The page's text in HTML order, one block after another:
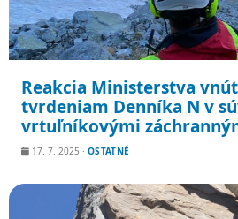
Reakcia Ministerstva
tvrdeniam Denníka N v
vrtuľníkovými
17. 7. 2025 · OSTATNÉ